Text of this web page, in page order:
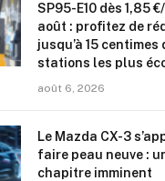
SP95-E10 dès 1,85
août : profitez de
jusqu’à 15 centimes
stations les plus
août 6, 2026
Le Mazda CX-3
faire peau neuve :
chapitre imminent